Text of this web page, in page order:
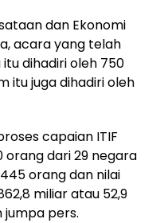
dan Ekonomi
acara yang telah
dihadiri oleh 750
itu juga dihadiri oleh
capaian ITIF
orang dari 29 negara
orang dan nilai
miliar atau 52,9
jumpa pers.